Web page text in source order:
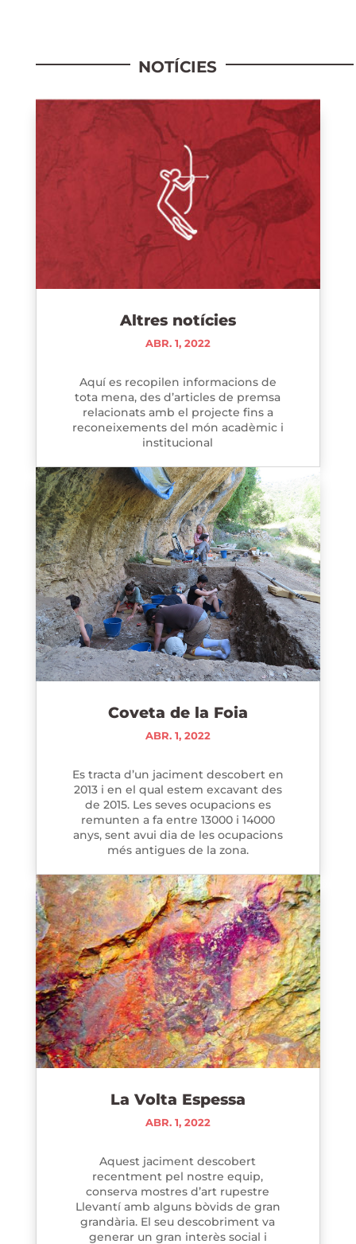
NOTÍCIES
Altres notícies
ABR. 1, 2022
Aquí es recopilen informacions de
tota mena, des d’articles de premsa
relacionats amb el projecte fins a
reconeixements del món acadèmic i
institucional
Coveta de la Foia
ABR. 1, 2022
Es tracta d’un jaciment descobert en
2013 i en el qual estem excavant des
de 2015. Les seves ocupacions es
remunten a fa entre 13000 i 14000
anys, sent avui dia de les ocupacions
més antigues de la zona.
La Volta Espessa
ABR. 1, 2022
Aquest jaciment descobert
recentment pel nostre equip,
conserva mostres d’art rupestre
Llevantí amb alguns bòvids de gran
grandària. El seu descobriment va
generar un gran interès social i